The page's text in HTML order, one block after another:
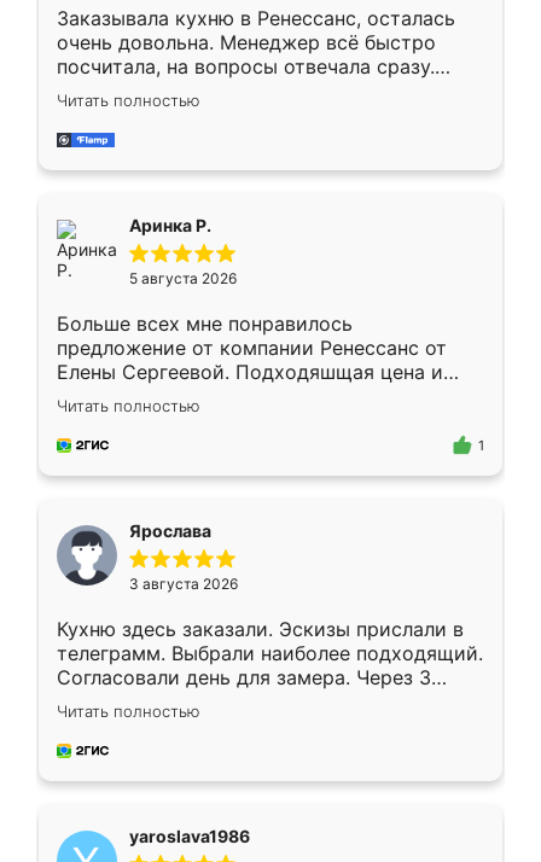
Заказывала кухню в Ренессанс, осталась
очень довольна. Менеджер всё быстро
посчитала, на вопросы отвечала сразу.
Замерщик приехал в субботу, подошёл к
делу со всей ответственностью. Собрали
за день, ребята работали аккуратно, даже
Читать полностью
Аринка Р.
5 августа 2026
Больше всех мне понравилось
предложение от компании Ренессанс от
Елены Сергеевой. Подходяшщая цена и
короткие сроки изготовления. Приехавший
для замера сотрудник Владислав
предложил по моему эскизу самый
Читать полностью
1
Ярослава
3 августа 2026
Кухню здесь заказали. Эскизы прислали в
телеграмм. Выбрали наиболее подходящий.
Согласовали день для замера. Через 3
недели кухня была уже готова. Остались
довольны работой. Спасибо Ренессанс
мебель за качественную работу!
Читать полностью
yaroslava1986